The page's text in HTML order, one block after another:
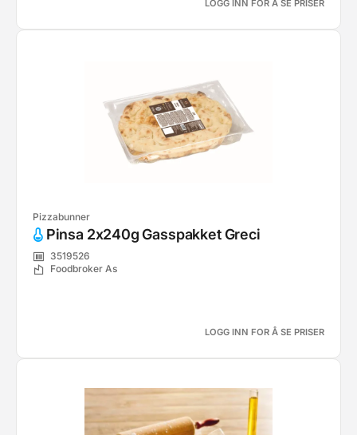
LOGG INN FOR Å SE PRISER
Pizzabunner
Pinsa 2x240g Gasspakket Greci
3519526
Foodbroker As
LOGG INN FOR Å SE PRISER